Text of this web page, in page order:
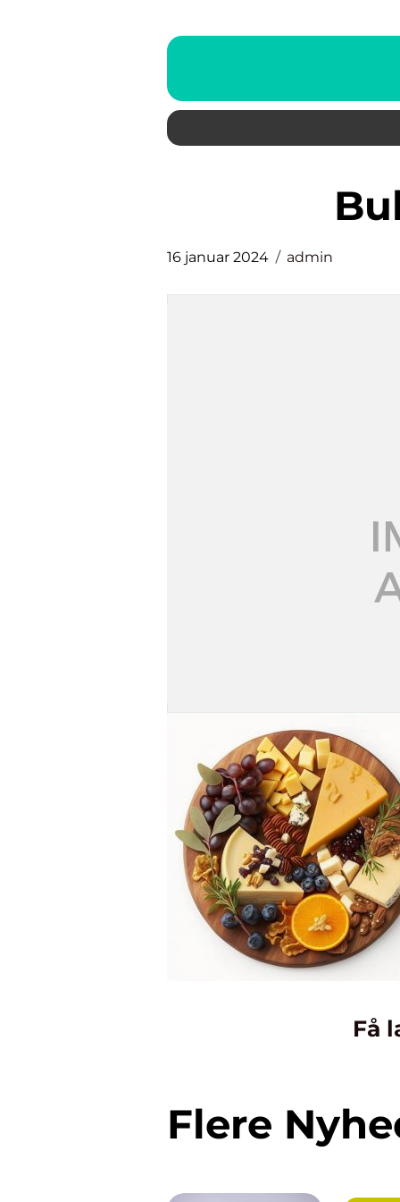
16 januar 2024 admin
Få
Flere